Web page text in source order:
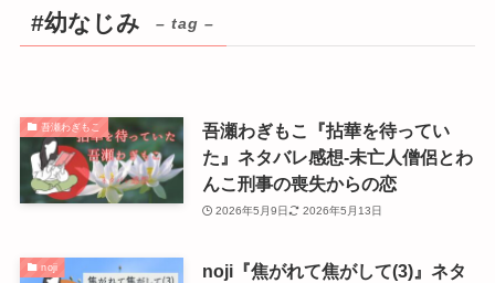
#幼なじみ – tag –
吾瀬わぎもこ
吾瀬わぎもこ『拈華を待ってい
た』ネタバレ感想-未亡人僧侶とわ
んこ刑事の喪失からの恋
2026年5月9日 2026年5月13日
noji
noji『焦がれて焦がして(3)』ネタ